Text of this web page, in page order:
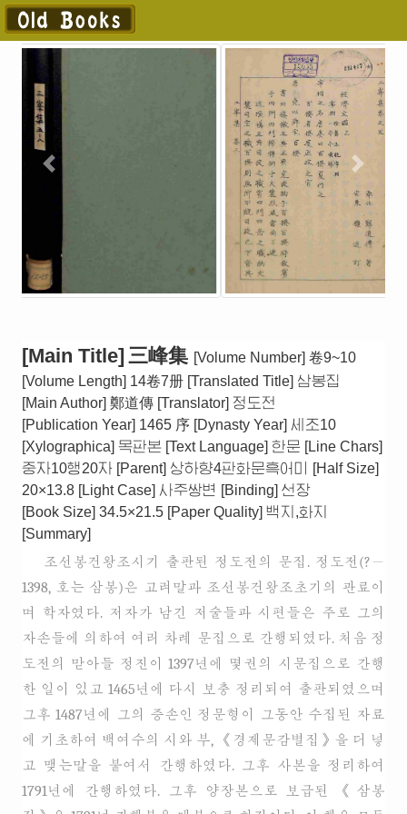
[Main Title] 三峰集 [Volume Number] 卷9~10
[Volume Length] 14卷7册 [Translated Title] 삼봉집
[Main Author] 鄭道傳 [Translator] 정도전
[Publication Year] 1465 序 [Dynasty Year] 세조10
[Xylographica] 목판본 [Text Language] 한문 [Line Chars]
중자10행20자 [Parent] 상하향4판화문흑어미
[Half Size]
20×13.8 [Light Case] 사주쌍변 [Binding] 선장
[Book Size] 34.5×21.5 [Paper Quality] 백지,화지
[Summary]
조선봉건왕조시기 출판된 정도전의 문집. 정도전(?－
1398, 호는 삼봉)은 고려말과 조선봉건왕조초기의 관료이
며 학자였다. 저자가 남긴 저술들과 시편들은 주로 그의
자손들에 의하여 여러 차례 문집으로 간행되였다. 처음 정
도전의 맏아들 정진이 1397년에 몇권의 시문집으로 간행
한 일이 있고 1465년에 다시 보충 정리되여 출판되였으며
그후 1487년에 그의 증손인 정문형이 그동안 수집된 자료
에 기초하여 백여수의 시와 부, 《경제문감별집》을 더 넣
고 맺는말을 붙여서 간행하였다. 그후 사본을 정리하여
1791년에 간행하였다. 그후 양장본으로 보급된 《삼봉